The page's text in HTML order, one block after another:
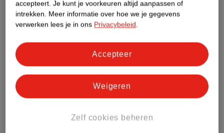
Meer informatie
Bestel & Bezorginformatie
Bekijk ook
accepteert. Je kunt je voorkeuren altijd aanpassen of
intrekken. Meer informatie over hoe we je gegevens
verwerken lees je in ons Privacybeleid.
Zelf cookies beheren
Weigeren
Accepteer